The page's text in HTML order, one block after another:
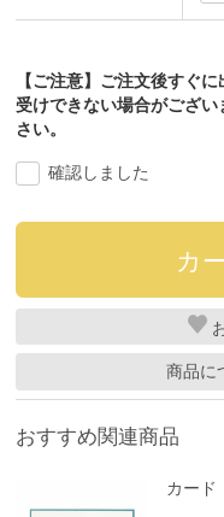
【ご注意】ご注文後すぐ
受けできない場合がござ
さい。
確認しました
商品に
おすすめ関連商品
カー